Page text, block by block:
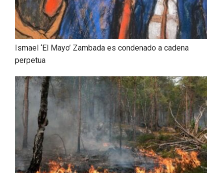
Ismael ‘El Mayo’ Zambada es condenado a cadena
perpetua